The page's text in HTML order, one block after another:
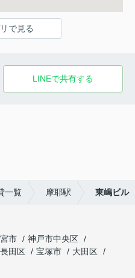
で見る
LINEで共有する
一覧 摩耶駅 東嶋ビル
市
神戸市中央区
田区 宝塚市
大田区